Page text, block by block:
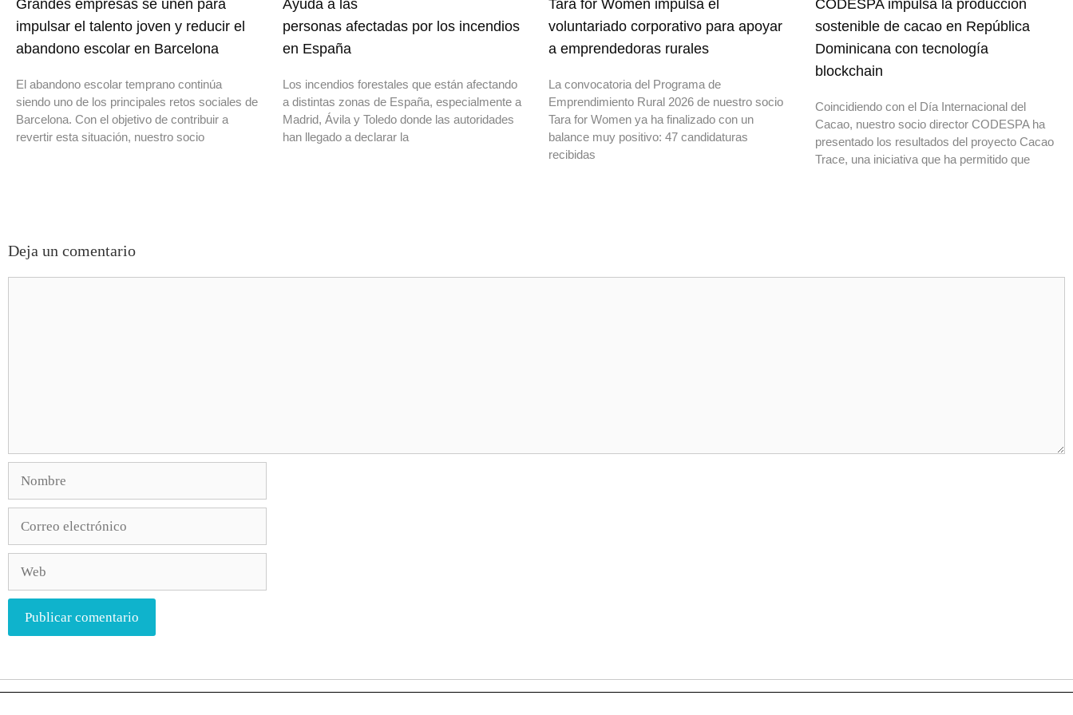
Grandes empresas se unen para
impulsar el talento joven y reducir el
abandono escolar en Barcelona
El abandono escolar temprano continúa
siendo uno de los principales retos sociales de
Barcelona. Con el objetivo de contribuir a
revertir esta situación, nuestro socio
Ayuda a las
personas afectadas por los incendios
en España
Los incendios forestales que están afectando
a distintas zonas de España, especialmente a
Madrid, Ávila y Toledo donde las autoridades
han llegado a declarar la
Tara for Women impulsa el
voluntariado corporativo para apoyar
a emprendedoras rurales
La convocatoria del Programa de
Emprendimiento Rural 2026 de nuestro socio
Tara for Women ya ha finalizado con un
balance muy positivo: 47 candidaturas
recibidas
CODESPA impulsa la producción
sostenible de cacao en República
Dominicana con tecnología
blockchain
Coincidiendo con el Día Internacional del
Cacao, nuestro socio director CODESPA ha
presentado los resultados del proyecto Cacao
Trace, una iniciativa que ha permitido que
Deja un comentario